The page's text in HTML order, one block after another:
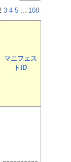
3 4 5 ... 108
マニフェス
トID